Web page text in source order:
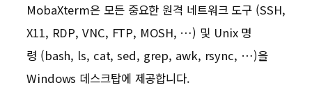
MobaXterm은 모든 중요한 원격 네트워크 도구 (SSH,
X11, RDP, VNC, FTP, MOSH, …) 및 Unix 명
령 (bash, ls, cat, sed, grep, awk, rsync, …)을
Windows 데스크탑에 제공합니다.